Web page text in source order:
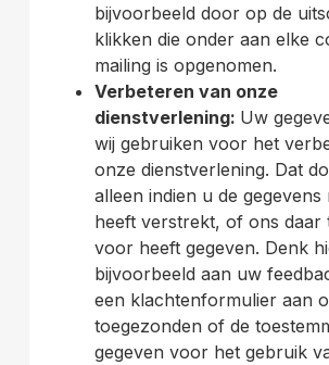
bijvoorbeeld door op de
klikken die onder aan elke
mailing is opgenomen.
Verbeteren van onze
dienstverlening: Uw
wij gebruiken voor het
onze dienstverlening. Dat
alleen indien u de gegevens
heeft verstrekt, of ons daar
voor heeft gegeven. Denk
bijvoorbeeld aan uw
een klachtenformulier aan
toegezonden of de
gegeven voor het gebruik